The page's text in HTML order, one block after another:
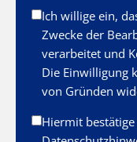
Ich willige ein,
Zwecke der
verarbeitet und
Die Einwilligung
von Gründen
Hiermit